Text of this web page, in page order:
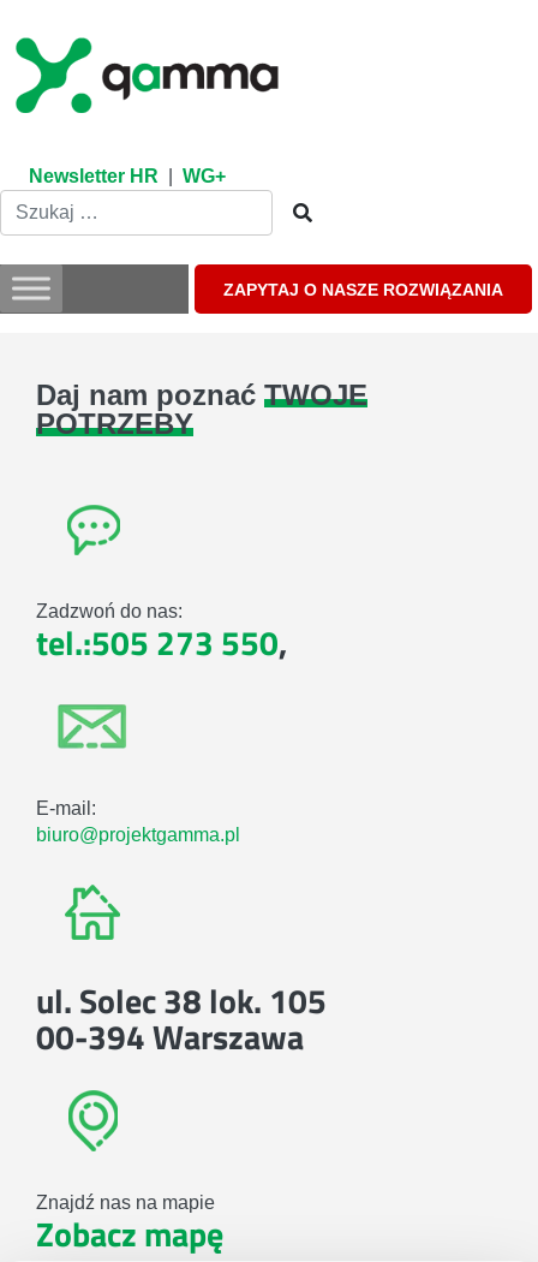
content
Newsletter HR WG+
ZAPYTAJ O NASZE ROZWIĄZANIA
Daj nam poznać TWOJE
POTRZEBY
Zadzwoń do nas:
tel.:505 273 550,
E-mail:
biuro@projektgamma.pl
ul. Solec 38 lok. 105
00-394 Warszawa
Znajdź nas na mapie
Zobacz mapę